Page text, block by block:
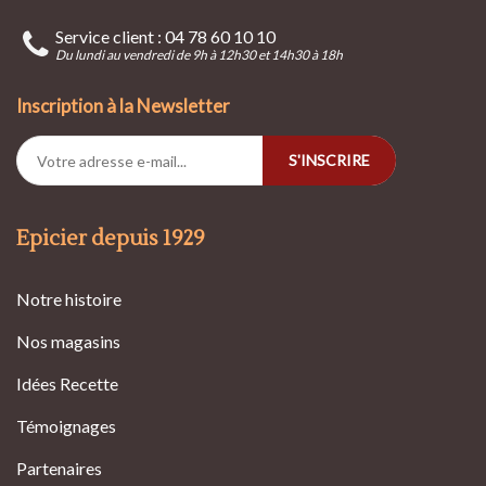
Service client : 04 78 60 10 10
Du lundi au vendredi de 9h à 12h30 et 14h30 à 18h
Inscription à la Newsletter
S'INSCRIRE
Epicier depuis 1929
Notre histoire
Nos magasins
Idées Recette
Témoignages
Partenaires